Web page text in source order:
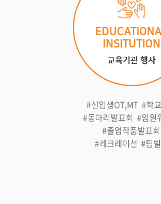
INSITUTION
교육기관 행사
#신입생OT,MT #학
#동아리발표회 #임원
#졸업작품발표회
#레크레이션 #팀